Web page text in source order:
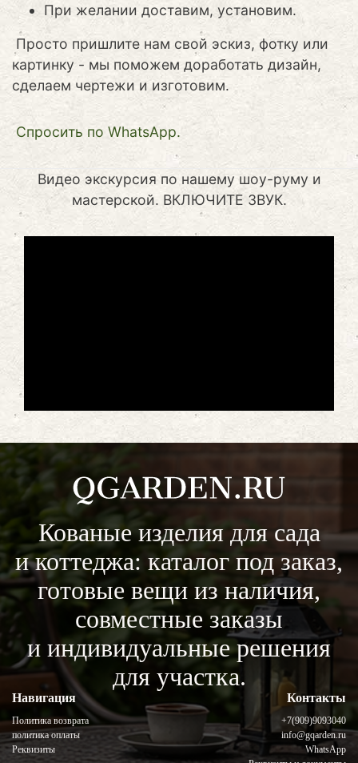
При желании доставим, установим.
Просто пришлите нам свой эскиз, фотку или
картинку - мы поможем доработать дизайн,
сделаем чертежи и изготовим.
Cпросить по WhatsApp.
Видео экскурсия по нашему шоу-руму и
мастерской. ВКЛЮЧИТЕ ЗВУК.
Кованые изделия для сада
и коттеджа: каталог под заказ,
готовые вещи из наличия,
совместные заказы
и индивидуальные решения
для участка.
Навигация
Политика возврата
политика оплаты
Реквизиты
Контакты
+7(909)9093040
info@gqarden.ru
WhatsApp